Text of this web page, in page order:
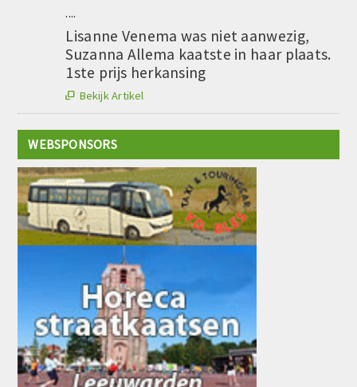
....
Lisanne Venema was niet aanwezig,
Suzanna Allema kaatste in haar plaats.
1ste prijs herkansing
 Bekijk Artikel
WEBSPONSORS